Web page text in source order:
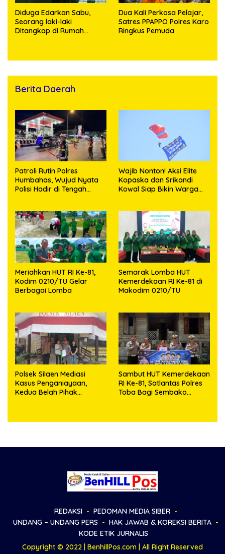
Diduga Edarkan Sabu,
Seorang laki-laki
Ditangkap di Rumah
Dua Kali Perkosa Pelajar,
Satres PPAPPO Polres Karo
Ringkus Pemuda
Berita Daerah
Patroli Rutin Polres
Humbahas, Wujud Nyata
Polisi Hadir di Tengah
Wajib Nonton! Aksi Elite
Kopaska dan Srikandi
Kowal Siap Bikin Warga
Meriahkan HUT RI Ke-81,
Kodim 0210/TU Gelar
Berbagai Lomba
Semarak Lomba HUT
Kemerdekaan RI Ke-81 di
Makodim 0210/TU
Polsek Silaen Mediasi
Kasus Penganiayaan,
Kedua Belah Pihak
Sambut HUT Kemerdekaan
RI Ke-81, Satlantas Polres
Toba Bagi Sembako
REDAKSI
PEDOMAN MEDIA SIBER
UNDANG – UNDANG PERS
HAK JAWAB & KOREKSI BERITA
KODE ETIK JURNALIS
Copyright © 2022 | BenhillPos.com | All Right Reserved